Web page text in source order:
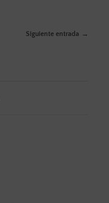
Siguiente entrada